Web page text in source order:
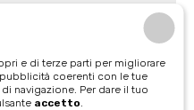
e di terze parti per migliorare
coerenti con le tue
navigazione. Per dare il tuo
accetto.